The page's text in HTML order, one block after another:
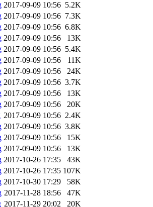
2017-09-09 10:56 5.2K
2017-09-09 10:56 7.3K
2017-09-09 10:56 6.8K
2017-09-09 10:56
13K
2017-09-09 10:56 5.4K
2017-09-09 10:56
11K
2017-09-09 10:56
24K
2017-09-09 10:56 3.7K
2017-09-09 10:56
13K
2017-09-09 10:56
20K
2017-09-09 10:56 2.4K
2017-09-09 10:56 3.8K
2017-09-09 10:56
15K
2017-09-09 10:56
13K
2017-10-26 17:35
43K
2017-10-26 17:35 107K
2017-10-30 17:29
58K
2017-11-28 18:56
47K
2017-11-29 20:02 20K